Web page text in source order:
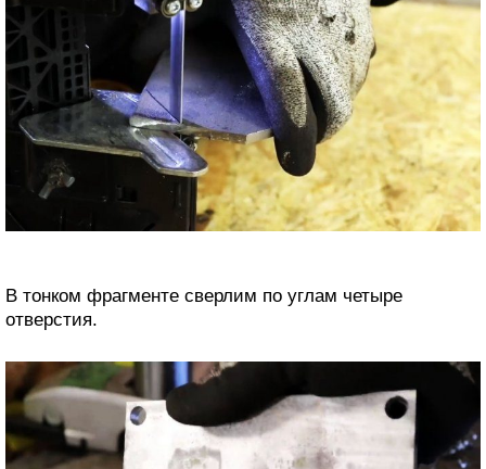
В тонком фрагменте сверлим по углам четыре
отверстия.